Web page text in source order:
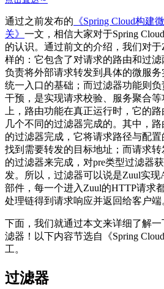
通过之前发布的 《Spring Cloud构建
关》 一文，相信大家对于Spring
的认识。通过前文的介绍，我们对
样的：它包含了对请求的路由和过
负责将外部请求转发到具体的微服
统一入口的基础；而过滤器功能则
干预，是实现请求校验、服务聚合
上，路由功能在真正运行时，它的
几个不同的过滤器完成的。其中，
的过滤器完成，它将请求路径与配
找到需要转发的目标地址；而请求转
的过滤器来完成，对pre类型过滤器
发。所以，过滤器可以说是Zuul实
部件，每一个进入Zuul的HTTP请求
处理链得到请求响应并返回给客户端
下面，我们就通过本文来详细了解一
滤器！以下内容节选自《Spring
工。
过滤器